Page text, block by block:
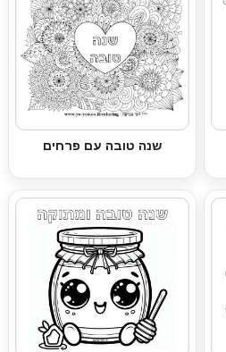
שנה טובה עם פרחים